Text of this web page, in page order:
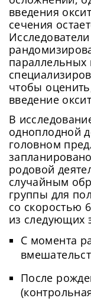
введения
сечения
параллельных
чтобы
введение
В
одноплодной
головном
родовой
случайным
группы для
со скоростью
из следующих
С момента
После